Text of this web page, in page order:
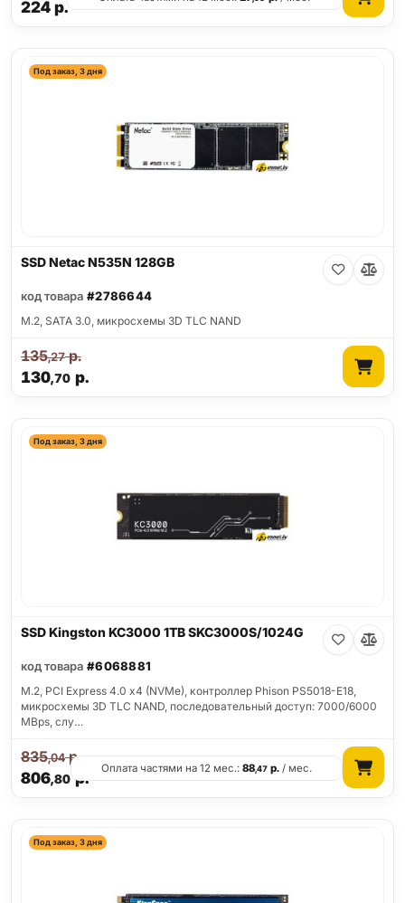
224р.
Под заказ, 3 дня
SSD Netac N535N 128GB
код товара #2786644
M.2, SATA 3.0, микросхемы 3D TLC NAND
130,70р.
135,27р.
Под заказ, 3 дня
SSD Kingston KC3000 1TB SKC3000S/1024G
код товара #6068881
M.2, PCI Express 4.0 x4 (NVMe), контроллер Phison PS5018-E18,
микросхемы 3D TLC NAND, последовательный доступ: 7000/6000
MBps, слу…
806,80р.
835,04р.
Оплата частями на 12 мес.:88,47 р. / мес.
Под заказ, 3 дня